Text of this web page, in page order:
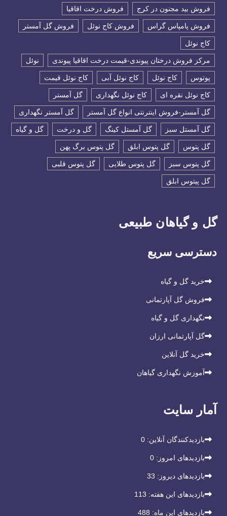
فروش بید مجنون در کرج فروش درخت اقاقیا
فروش پامپاس گراس فروش کاج نوئل فروش گل آمستر
كاج نوئل
مرکز فروش درختان پیوندی-قیمت درخت اقاقیا پیوندی نوئل
پوتوس کاج نوئل کاج نوئل آبی کاج نوئل قیمت
کاج نوئل نقره ای کاج نوئل نگهداری گل آمستر
گل آمستر-فروش اینترنتی انواع گل آمستر گل آمستر نگهداری
گل آمستل سبز گل آمستل کینگ گل و درخت گل و گیاه
گل پتوس گل پتوس ابلق گل پتوس برگ پهن
گل پتوس سبز گل پتوس طلایی گل پتوس قلبی
گل پیتوس ابلق
گل و گیاهان طبیعی
دسترسی سریع
خرید گل و گیاه
فروش گل آپارتمانی
نگهداری گل و گیاه
گل آپارتمانی ارزان
خرید گل آنلاین
آموزش نگهداری گیاهان
آمار سایت
بازدیدکنندگان آنلاین: 0
بازدیدهای امروز: 0
بازدیدهای دیروز: 33
بازدیدهای این هفته: 113
بازدیدهای این ماه: 488